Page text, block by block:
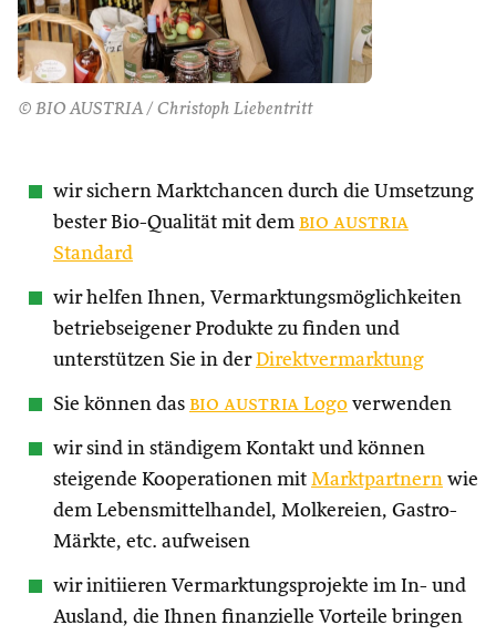
© BIO AUSTRIA / Christoph Liebentritt
wir sichern Marktchancen durch die Umsetzung
bester Bio-Qualität mit dem bio austria
Standard
wir helfen Ihnen, Vermarktungsmöglichkeiten
betriebseigener Produkte zu finden und
unterstützen Sie in derDirektvermarktung
Sie können das bio austria Logo verwenden
wir sind in ständigem Kontakt und können
steigende Kooperationen mit Marktpartnern wie
dem Lebensmittelhandel, Molkereien, Gastro-
Märkte, etc. aufweisen
wir initiieren Vermarktungsprojekte im In- und
Ausland, die Ihnen finanzielle Vorteile bringen